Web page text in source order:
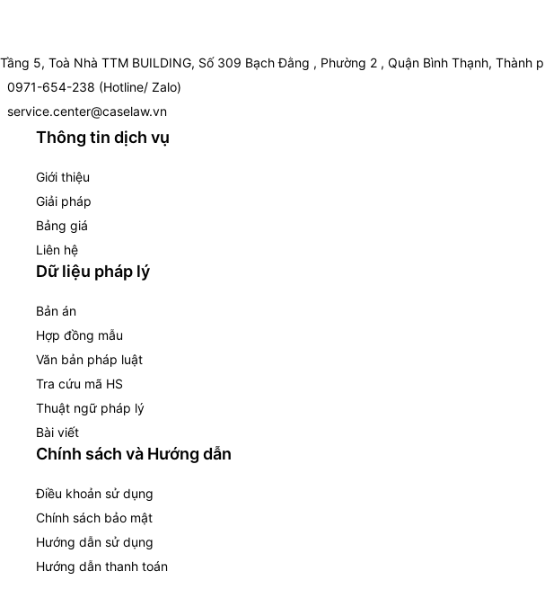
Tầng 5, Toà Nhà TTM BUILDING, Số 309 Bạch Đằng , Phường 2 , Quận Bình Thạnh, Thành
0971-654-238 (Hotline/ Zalo)
service.center@caselaw.vn
Thông tin dịch vụ
Giới thiệu
Giải pháp
Bảng giá
Liên hệ
Dữ liệu pháp lý
Bản án
Hợp đồng mẫu
Văn bản pháp luật
Tra cứu mã HS
Thuật ngữ pháp lý
Bài viết
Chính sách và Hướng dẫn
Điều khoản sử dụng
Chính sách bảo mật
Hướng dẫn sử dụng
Hướng dẫn thanh toán